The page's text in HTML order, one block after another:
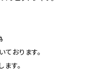
おります。
す。